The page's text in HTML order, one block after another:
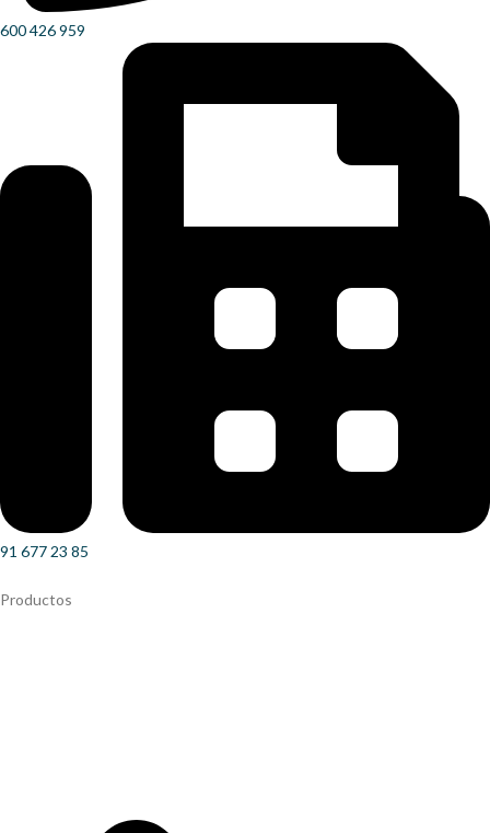
600 426 959
91 677 23 85
Productos